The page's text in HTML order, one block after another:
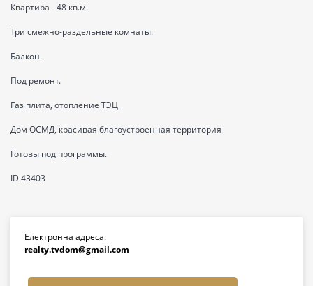
Квартира - 48 кв.м.
Три смежно-раздельные комнаты.
Балкон.
Под ремонт.
Газ плита, отопление ТЭЦ
Дом ОСМД, красивая благоустроенная территория
Готовы под программы.
ID 43403
Електронна адреса:
realty.tvdom@gmail.com